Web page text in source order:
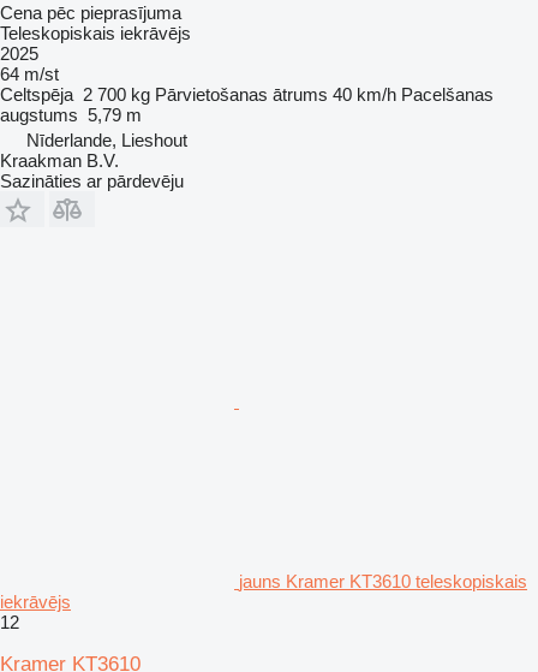
Cena pēc pieprasījuma
Teleskopiskais iekrāvējs
2025
64 m/st
Celtspēja 2 700 kg Pārvietošanas ātrums 40 km/h Pacelšanas
augstums 5,79 m
Nīderlande, Lieshout
Kraakman B.V.
Sazināties ar pārdevēju
jauns Kramer KT3610 teleskopiskais
iekrāvējs
12
Kramer KT3610